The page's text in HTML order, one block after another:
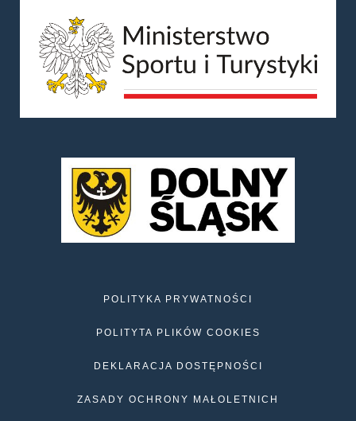
POLITYKA PRYWATNOŚCI
POLITYTA PLIKÓW COOKIES
DEKLARACJA DOSTĘPNOŚCI
ZASADY OCHRONY MAŁOLETNICH